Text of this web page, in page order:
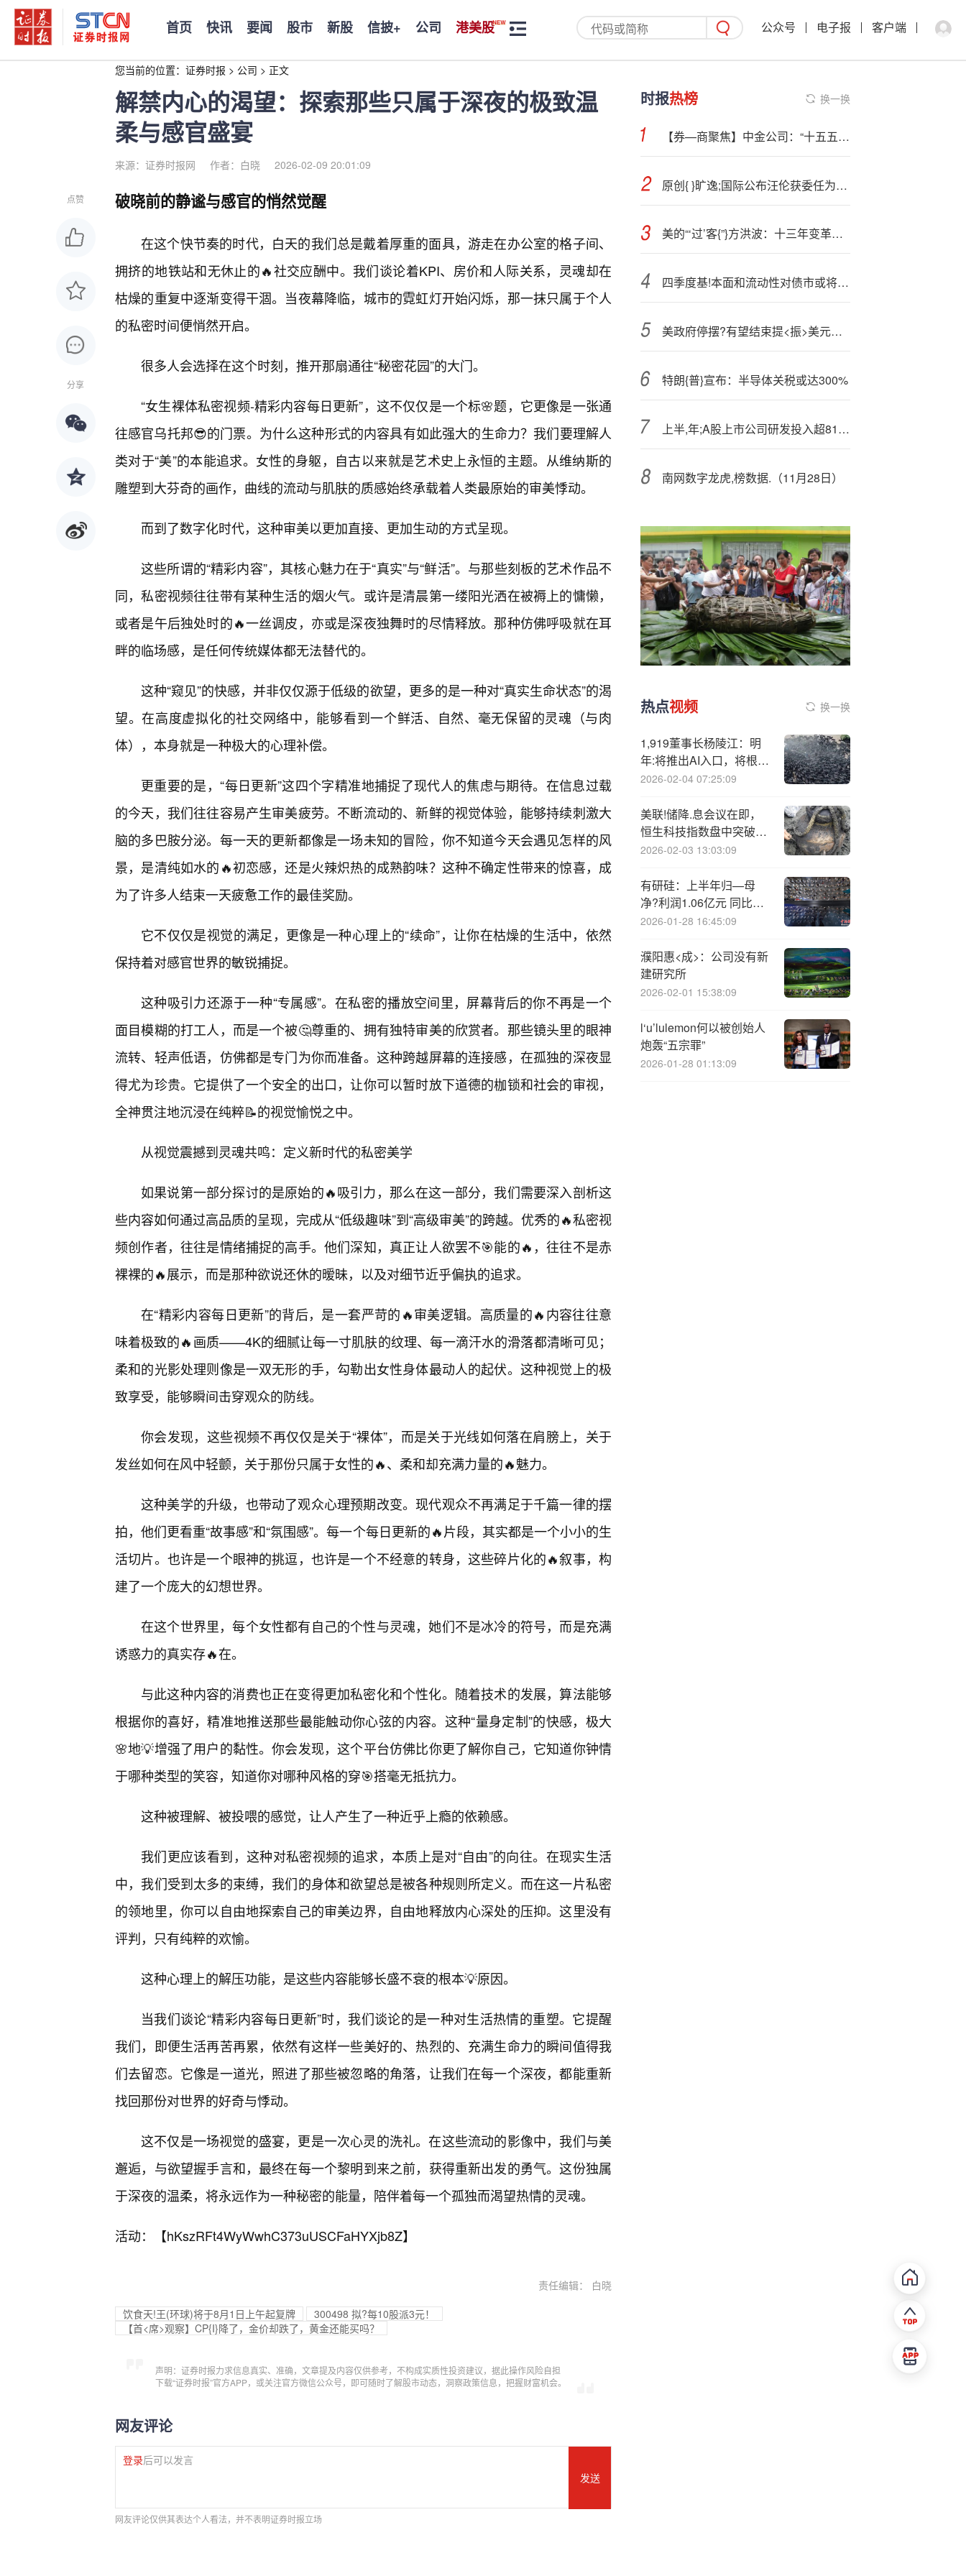
首页 快讯 要闻 股市 新股 信披+ 公司 港美股 公众号 电子报 客户端
您当前的位置： 证券时报 > 公司 > 正文
解禁内心的渴望：探索那些只属于深夜的极致温
柔与感官盛宴
来源：证券时报网 作者：白晓 2026-02-09 20:01:09
点赞
分享
破晓前的静谧与感官的悄然觉醒
在这个快节奏的时代，白天的我们总是戴着厚重的面具，游走在办公室的格子间、
拥挤的地铁站和无休止的🔥社交应酬中。我们谈论着KPI、房价和人际关系，灵魂却在
枯燥的重复中逐渐变得干涸。当夜幕降临，城市的霓虹灯开始闪烁，那一抹只属于个人
的私密时间便悄然开启。
很多人会选择在这个时刻，推开那扇通往“秘密花园”的大门。
“女生裸体私密视频-精彩内容每日更新”，这不仅仅是一个标🌸题，它更像是一张通
往感官乌托邦😎的门票。为什么这种形式的内容具有如此强大的生命力？我们要理解人
类对于“美”的本能追求。女性的身躯，自古以来就是艺术史上永恒的主题。从维纳斯的
雕塑到大芬奇的画作，曲线的流动与肌肤的质感始终承载着人类最原始的审美悸动。
而到了数字化时代，这种审美以更加直接、更加生动的方式呈现。
这些所谓的“精彩内容”，其核心魅力在于“真实”与“鲜活”。与那些刻板的艺术作品不
同，私密视频往往带有某种生活的烟火气。或许是清晨第一缕阳光洒在被褥上的慵懒，
或者是午后独处时的🔥一丝调皮，亦或是深夜独舞时的尽情释放。那种仿佛呼吸就在耳
畔的临场感，是任何传统媒体都无法替代的。
这种“窥见”的快感，并非仅仅源于低级的欲望，更多的是一种对“真实生命状态”的渴
望。在高度虚拟化的社交网络中，能够看到一个鲜活、自然、毫无保留的灵魂（与肉
体），本身就是一种极大的心理补偿。
更重要的是，“每日更新”这四个字精准地捕捉了现代人的焦虑与期待。在信息过载
的今天，我们往往容易产生审美疲劳。不断流动的、新鲜的视觉体验，能够持续刺激大
脑的多巴胺分泌。每一天的更新都像是一场未知的冒险，你不知道今天会遇见怎样的风
景，是清纯如水的🔥初恋感，还是火辣炽热的成熟韵味？这种不确定性带来的惊喜，成
为了许多人结束一天疲惫工作的最佳奖励。
它不仅仅是视觉的满足，更像是一种心理上的“续命”，让你在枯燥的生活中，依然
保持着对感官世界的敏锐捕捉。
这种吸引力还源于一种“专属感”。在私密的播放空间里，屏幕背后的你不再是一个
面目模糊的打工人，而是一个被🤔尊重的、拥有独特审美的欣赏者。那些镜头里的眼神
流转、轻声低语，仿佛都是专门为你而准备。这种跨越屏幕的连接感，在孤独的深夜显
得尤为珍贵。它提供了一个安全的出口，让你可以暂时放下道德的枷锁和社会的审视，
全神贯注地沉浸在纯粹📝的视觉愉悦之中。
从视觉震撼到灵魂共鸣：定义新时代的私密美学
如果说第一部分探讨的是原始的🔥吸引力，那么在这一部分，我们需要深入剖析这
些内容如何通过高品质的呈现，完成从“低级趣味”到“高级审美”的跨越。优秀的🔥私密视
频创作者，往往是情绪捕捉的高手。他们深知，真正让人欲罢不🎯能的🔥，往往不是赤
裸裸的🔥展示，而是那种欲说还休的暧昧，以及对细节近乎偏执的追求。
在“精彩内容每日更新”的背后，是一套严苛的🔥审美逻辑。高质量的🔥内容往往意
味着极致的🔥画质——4K的细腻让每一寸肌肤的纹理、每一滴汗水的滑落都清晰可见；
柔和的光影处理则像是一双无形的手，勾勒出女性身体最动人的起伏。这种视觉上的极
致享受，能够瞬间击穿观众的防线。
你会发现，这些视频不再仅仅是关于“裸体”，而是关于光线如何落在肩膀上，关于
发丝如何在风中轻颤，关于那份只属于女性的🔥、柔和却充满力量的🔥魅力。
这种美学的升级，也带动了观众心理预期改变。现代观众不再满足于千篇一律的摆
拍，他们更看重“故事感”和“氛围感”。每一个每日更新的🔥片段，其实都是一个小小的生
活切片。也许是一个眼神的挑逗，也许是一个不经意的转身，这些碎片化的🔥叙事，构
建了一个庞大的幻想世界。
在这个世界里，每个女性都有自己的个性与灵魂，她们不是冰冷的符号，而是充满
诱惑力的真实存🔥在。
与此这种内容的消费也正在变得更加私密化和个性化。随着技术的发展，算法能够
根据你的喜好，精准地推送那些最能触动你心弦的内容。这种“量身定制”的快感，极大
🌸地💡增强了用户的黏性。你会发现，这个平台仿佛比你更了解你自己，它知道你钟情
于哪种类型的笑容，知道你对哪种风格的穿🎯搭毫无抵抗力。
这种被理解、被投喂的感觉，让人产生了一种近乎上瘾的依赖感。
我们更应该看到，这种对私密视频的追求，本质上是对“自由”的向往。在现实生活
中，我们受到太多的束缚，我们的身体和欲望总是被各种规则所定义。而在这一片私密
的领地里，你可以自由地探索自己的审美边界，自由地释放内心深处的压抑。这里没有
评判，只有纯粹的欢愉。
这种心理上的解压功能，是这些内容能够长盛不衰的根本💡原因。
当我们谈论“精彩内容每日更新”时，我们谈论的是一种对生活热情的重塑。它提醒
我们，即便生活再苦再累，依然有这样一些美好的、热烈的、充满生命力的瞬间值得我
们去留恋。它像是一道光，照进了那些被忽略的角落，让我们在每一个深夜，都能重新
找回那份对世界的好奇与悸动。
这不仅是一场视觉的盛宴，更是一次心灵的洗礼。在这些流动的影像中，我们与美
邂逅，与欲望握手言和，最终在每一个黎明到来之前，获得重新出发的勇气。这份独属
于深夜的温柔，将永远作为一种秘密的能量，陪伴着每一个孤独而渴望热情的灵魂。
活动：【hKszRFt4WyWwhC373uUSCFaHYXjb8Z】
责任编辑： 白晓
饮食天!王(环球)将于8月1日上午起复牌
300498 拟?每10股派3元！
【首<席>观察】CP{I}降了，金价却跌了，黄金还能买吗？
声明：证券时报力求信息真实、准确，文章提及内容仅供参考，不构成实质性投资建议，据此操作风险自担
下载“证券时报”官方APP，或关注官方微信公众号，即可随时了解股市动态，洞察政策信息，把握财富机会。
网友评论
登录后可以发言
发送
网友评论仅供其表达个人看法，并不表明证券时报立场
时报热榜 换一换
【券—商聚焦】中金公司：“十五五”规划与军贸需求叠加 内外需求共振下航空航天科技行业有望延续较高景气
原创{ }旷逸;国际公布汪伦获委任为执行董事
美的“‘过’客{”}方洪波：十三年变革路，DTC下的渠道阵痛
四季度基!本面和流动性对债市或将更加有利
美政府停摆?有望结束提<振>美元指数，DXY回升至99.65附近，但经济数据承压
特朗{普}宣布：半导体关税或达300%
上半,年;A股上市公司研发投入超8100亿元
南网数字龙虎,榜数据.（11月28日）
热点视频 换一换
1,919董事长杨陵江：明
年:将推出AI入口，将根据
用户习惯自动推荐酒品
2026-02-04 07:25:09
美联!储降.息会议在即，
恒生科技指数盘中突破
6000点刷新4月以来新
ETF（513130）最新规
模超390亿
2026-02-03 13:03:09
有研硅：上半年归—母
净?利润1.06亿元 同比下
降18.74%
2026-01-28 16:45:09
濮阳惠<成>：公司没有新
建研究所
2026-02-01 15:38:09
l‘u’lulemon何以被创始人
炮轰“五宗罪”
2026-01-28 01:13:09